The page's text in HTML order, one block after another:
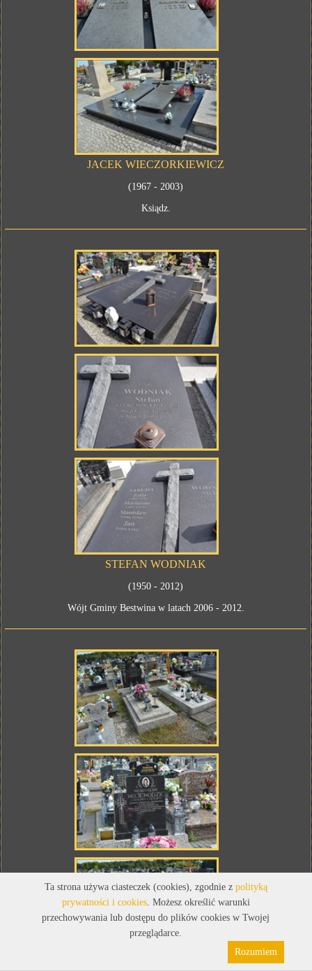
JACEK WIECZORKIEWICZ
(1967 - 2003)
Ksiądz.
STEFAN WODNIAK
(1950 - 2012)
Wójt Gminy Bestwina w latach 2006 - 2012.
WŁADYSŁAW WOJEWODZIC
Ta strona używa ciasteczek (cookies), zgodnie z polityką
prywatności i cookies. Możesz określić warunki
przechowywania lub dostępu do plików cookies w Twojej
przeglądarce.
Rozumiem